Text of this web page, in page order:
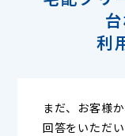
利
まだ、お客様
回答をいただ